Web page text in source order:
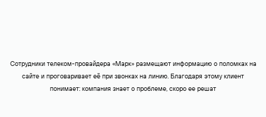
Сотрудники телеком-провайдера «Марк» размещают информацию о поломках на
сайте и проговаривает её при звонках на линию. Благодаря этому клиент
понимает: компания знает о проблеме, скоро ее решат